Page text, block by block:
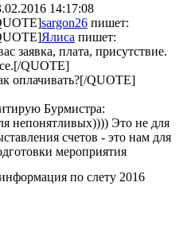
14:17:08
sargon26 пишет:
Ялиса пишет:
заявка, плата, присутствие.
QUOTE]
оплачивать?[/QUOTE]
Бурмистра:
непонятливых)))) Это не для
счетов - это нам для
мероприятия
по слету 2016